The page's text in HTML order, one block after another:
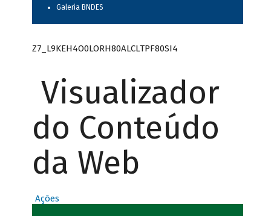
Galeria BNDES
Z7_L9KEH4O0LORH80ALCLTPF80SI4
Visualizador
do Conteúdo
da Web
Ações